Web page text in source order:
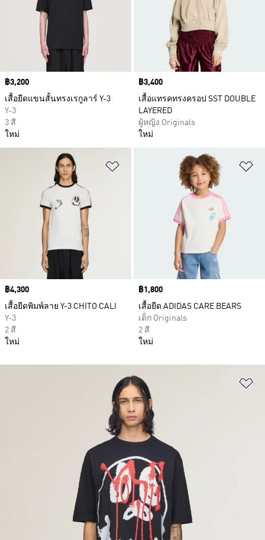
Price
฿3,200
เสื้อยืดแขนสั้นทรงเรกูลาร์ Y-3
Y-3
3 สี
ใหม่
Price
฿3,400
เสื้อแทรคทรงครอป SST DOUBLE
LAYERED
ผู้หญิง Originals
ใหม่
เพิ่มไปยังรายการสินค้าโปรด
Price
฿4,300
เสื้อยืดพิมพ์ลาย Y-3 CHITO CALI
Y-3
2 สี
ใหม่
Price
฿1,800
เสื้อยืด ADIDAS CARE BEARS
เด็ก Originals
2 สี
ใหม่